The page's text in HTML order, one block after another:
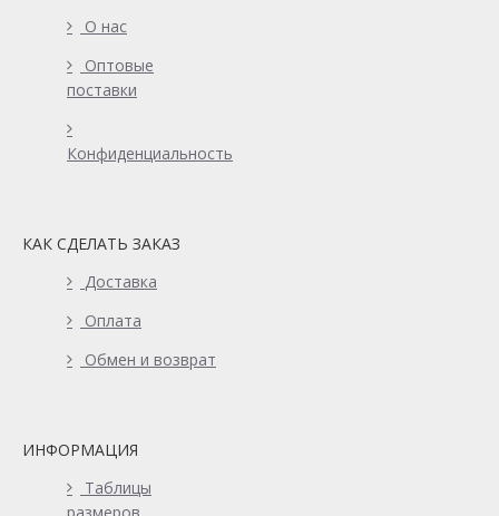
О нас
Оптовые
поставки
Конфиденциальность
КАК СДЕЛАТЬ ЗАКАЗ
Доставка
Оплата
Обмен и возврат
ИНФОРМАЦИЯ
Таблицы
размеров